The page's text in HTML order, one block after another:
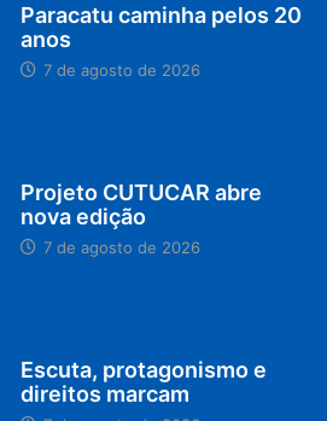
Paracatu caminha pelos 20
anos
7 de agosto de 2026
Projeto CUTUCAR abre
nova edição
7 de agosto de 2026
Escuta, protagonismo e
direitos marcam